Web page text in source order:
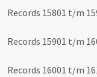
Records 15801 t/m
Records 15901 t/m
Records 16001 t/m